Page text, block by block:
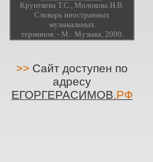
Крунтяева Т.С., Молокова Н.В.
Словарь иностранных
музыкальных
терминов. - М.: Музыка, 2000.
>> Сайт доступен по
адресу
ЕГОРГЕРАСИМОВ.РФ